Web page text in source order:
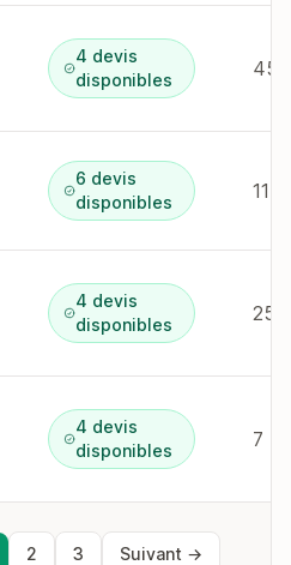
4 devis
disponibles
45
6 devis
disponibles
11 r
4 devis
disponibles
25
4 devis
disponibles
7
2 3 Suivant →